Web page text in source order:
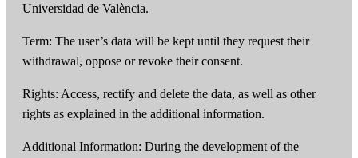
Universidad de València.
Term: The user’s data will be kept until they request their
withdrawal, oppose or revoke their consent.
Rights: Access, rectify and delete the data, as well as other
rights as explained in the additional information.
Additional Information: During the development of the